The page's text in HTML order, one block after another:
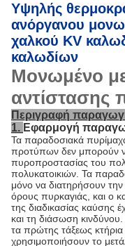
Υψηλής
ανόργανου
χαλκού KV
καλωδίων
Μονωμένο
αντίστασης
Περιγραφή
1. Εφαρμογή
Τα παραδοσιακά
προτύπων δεν μπορούν
πυροπροστασίας του
πολυκατοικιών. Τα
μόνο να διατηρήσουν την
όρους πυρκαγιάς, και ο
της διαδικασίας καύσης
και τη διάσωση κινδύνου.
τα πρώτης τάξεως κτήρια
χρησιμοποιήσουν το